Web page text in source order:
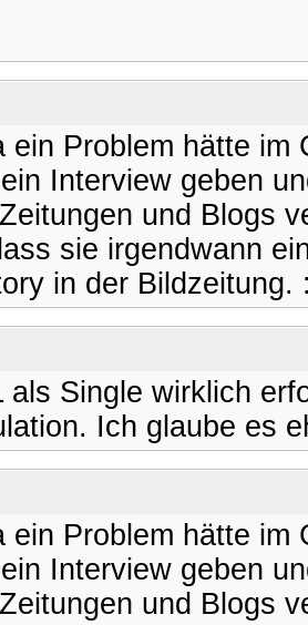
ein Problem hätte im
Interview geben
und Blogs
sie irgendwann
in der Bildzeitung.
als Single wirklich
Ich glaube es
ein Problem hätte im
Interview geben
und Blogs